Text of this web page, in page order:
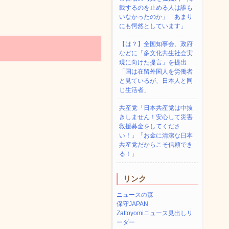
載するのを止める人は誰も
いなかったのか」「あまり
にも愕然としています」
【は？】全国知事会、政府
などに「多文化共生社会実
現に向けた提言」を提出
「国は在留外国人を労働者
と見ているが、日本人と同
じ生活者」
共産党「日本共産党は中抜
きしません！安心して災害
救援募金をしてくださ
い！」「お金に清潔な日本
共産党だからこそ信頼でき
る！」
リンク
ニュースの森
保守JAPAN
Zattoyomiニュース見出しリ
ーダー